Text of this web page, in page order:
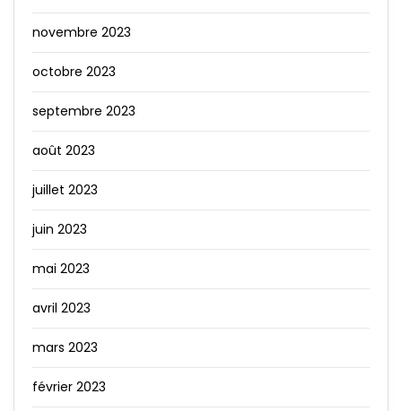
novembre 2023
octobre 2023
septembre 2023
août 2023
juillet 2023
juin 2023
mai 2023
avril 2023
mars 2023
février 2023